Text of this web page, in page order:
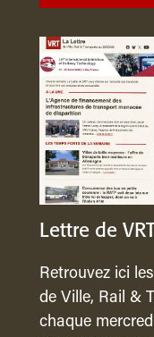
Lettre de
Retrouvez ici
de Ville, Rail &
chaque